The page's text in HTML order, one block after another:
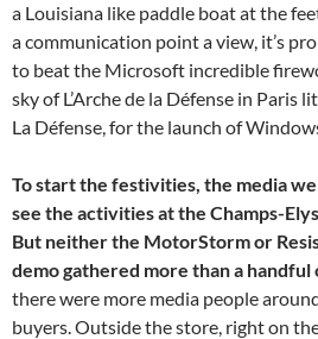
a Louisiana like paddle boat at the
a communication point a view, it’s
to beat the Microsoft incredible
sky of L’Arche de la Défense in
La Défense, for the launch of
To start the festivities, the media
see the activities at the Champs-
But neither the MotorStorm or
demo gathered more than a handful
there were more media people
buyers. Outside the store, right on